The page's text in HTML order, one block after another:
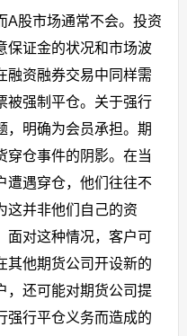
A股市场通常不会。投资
保证金的状况和市场波
融资融券交易中同样需
被强制平仓。关于强行
，明确为会员承担。期
穿仓事件的阴影。在当
遭遇穿仓，他们往往不
这并非他们自己的资
面对这种情况，客户可
其他期货公司开设新的
，还可能对期货公司提
强行平仓义务而造成的